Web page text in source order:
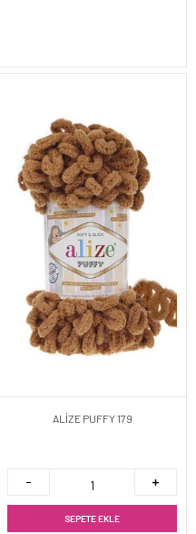
ALİZE PUFFY 179
SEPETE EKLE